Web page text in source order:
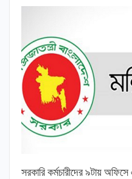
সরকারি কর্মচারীদের ৯টায়